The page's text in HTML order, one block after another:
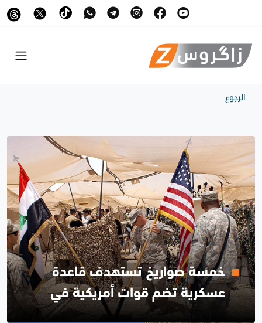
الرجوع
خمسة صواريخ تستهدف قاعدة
عسكرية تضم قوات أمريكية في
غرب العراق